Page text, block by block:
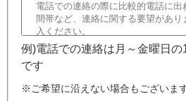
例)電話での連絡は月～金曜日
です
※ご希望に沿えない場合もございま